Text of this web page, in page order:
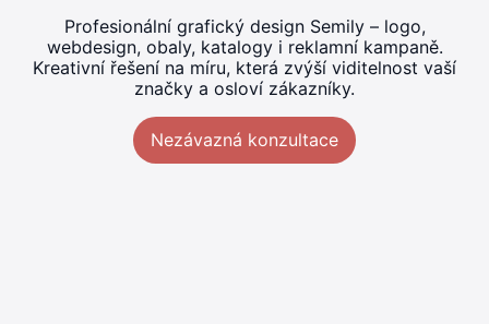
ReferenceProfesionální grafický design Semily – logo,
webdesign, obaly, katalogy i reklamní kampaně.
Kreativní řešení na míru, která zvýší viditelnost vaší
značky a osloví zákazníky.
Nezávazná konzultace